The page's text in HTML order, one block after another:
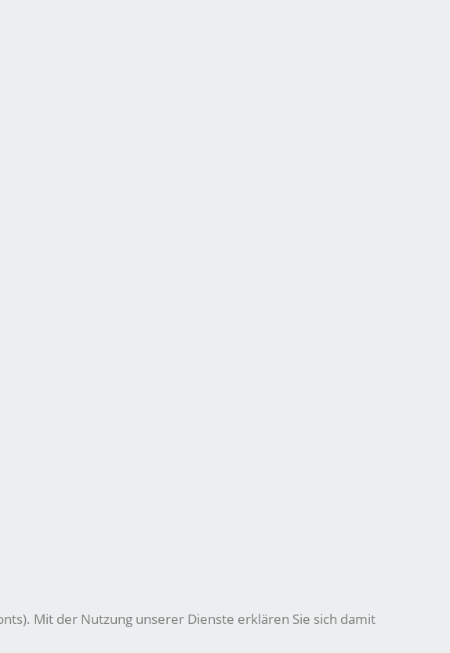
Mit der Nutzung unserer Dienste erklären Sie sich damit